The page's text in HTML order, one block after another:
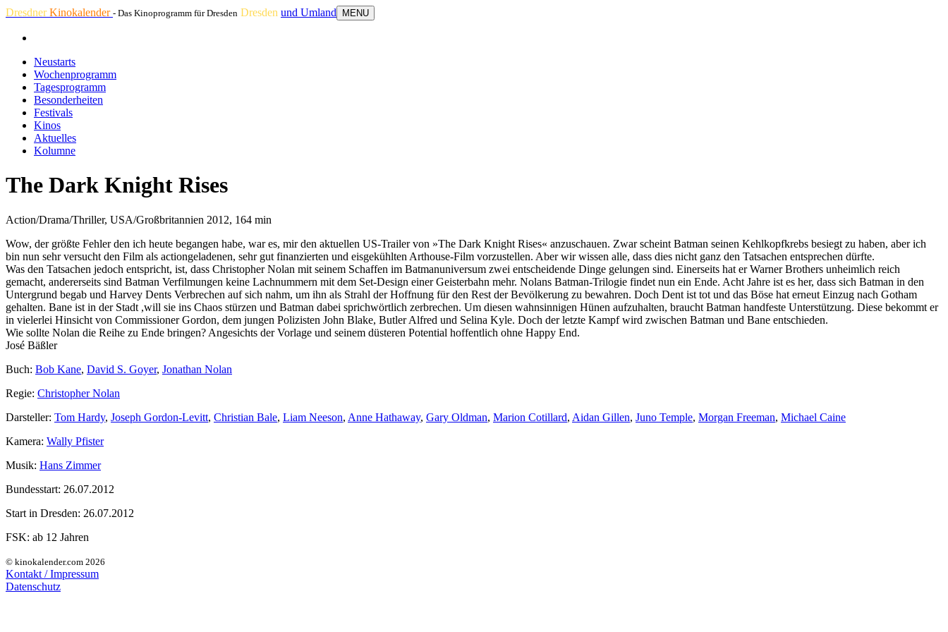
DresdnerKinokalender - Das Kinoprogramm für Dresden Dresden und Umland MENU
Neustarts
Wochenprogramm
Tagesprogramm
Besonderheiten
Festivals
Kinos
Aktuelles
Kolumne
The Dark Knight Rises
Action/Drama/Thriller, USA/Großbritannien 2012, 164 min
Wow, der größte Fehler den ich heute begangen habe, war es, mir den aktuellen US-Trailer von »The Dark Knight Rises« anzuschauen. Zwar scheint Batman seinen Kehlkopfkrebs besiegt zu haben, aber ich
bin nun sehr versucht den Film als actiongeladenen, sehr gut finanzierten und eisgekühlten Arthouse-Film vorzustellen. Aber wir wissen alle, dass dies nicht ganz den Tatsachen entsprechen dürfte.
Was den Tatsachen jedoch entspricht, ist, dass Christopher Nolan mit seinem Schaffen im Batmanuniversum zwei entscheidende Dinge gelungen sind. Einerseits hat er Warner Brothers unheimlich reich
gemacht, andererseits sind Batman Verfilmungen keine Lachnummern mit dem Set-Design einer Geisterbahn mehr. Nolans Batman-Trilogie findet nun ein Ende. Acht Jahre ist es her, dass sich Batman in den
Untergrund begab und Harvey Dents Verbrechen auf sich nahm, um ihn als Strahl der Hoffnung für den Rest der Bevölkerung zu bewahren. Doch Dent ist tot und das Böse hat erneut Einzug nach Gotham
gehalten. Bane ist in der Stadt ,will sie ins Chaos stürzen und Batman dabei sprichwörtlich zerbrechen. Um diesen wahnsinnigen Hünen aufzuhalten, braucht Batman handfeste Unterstützung. Diese bekommt er
in vielerlei Hinsicht von Commissioner Gordon, dem jungen Polizisten John Blake, Butler Alfred und Selina Kyle. Doch der letzte Kampf wird zwischen Batman und Bane entschieden.
Wie sollte Nolan die Reihe zu Ende bringen? Angesichts der Vorlage und seinem düsteren Potential hoffentlich ohne Happy End.
José Bäßler
Buch: Bob Kane, David S. Goyer, Jonathan Nolan
Regie: Christopher Nolan
Darsteller: Tom Hardy, Joseph Gordon-Levitt, Christian Bale, Liam Neeson, Anne Hathaway, Gary Oldman, Marion Cotillard, Aidan Gillen, Juno Temple, Morgan Freeman, Michael Caine
Kamera: Wally Pfister
Musik: Hans Zimmer
Bundesstart: 26.07.2012
Start in Dresden: 26.07.2012
FSK: ab 12 Jahren
© kinokalender.com 2026
Kontakt / Impressum
Datenschutz